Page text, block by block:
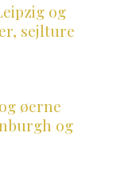
og
sejlture
øerne
og